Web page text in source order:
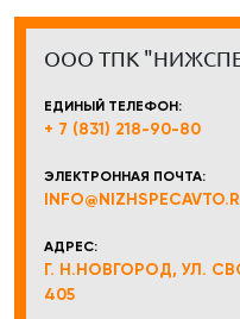
ООО ТПК
ЕДИНЫЙ ТЕЛЕФОН:
+ 7 (831) 218-90-80
ЭЛЕКТРОННАЯ ПОЧТА:
АДРЕС:
Г. Н.НОВГОРОД, УЛ.
405